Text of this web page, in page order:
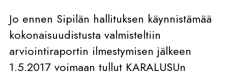
Jo ennen Sipilän hallituksen käynnistämää
kokonaisuudistusta valmisteltiin
arviointiraportin ilmestymisen jälkeen
1.5.2017 voimaan tullut KARALUSUn